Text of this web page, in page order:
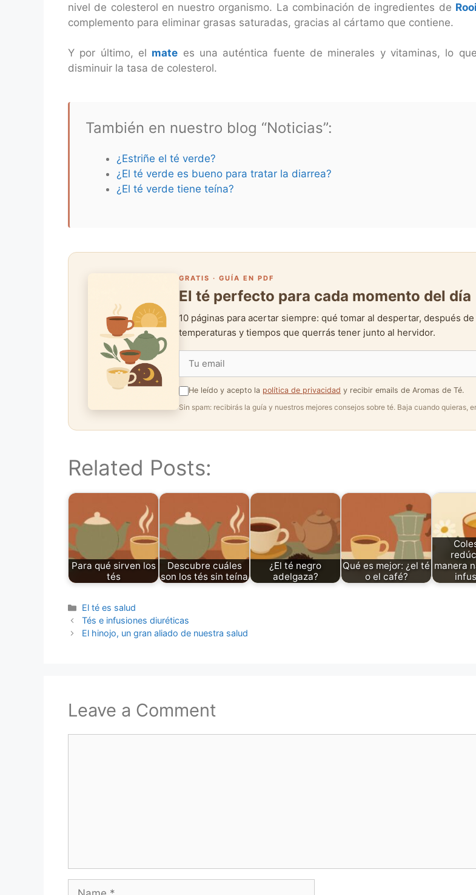
nivel de colesterol en nuestro organismo. La combinación de ingredientes de
complemento para eliminar grasas saturadas, gracias al cártamo que contiene.
Y por último, el mate es una auténtica fuente de minerales y vitaminas, lo
disminuir la tasa de colesterol.
También en nuestro blog “Noticias”:
¿Estriñe el té verde?
¿El té verde es bueno para tratar la diarrea?
¿El té verde tiene teína?
GRATIS · GUÍA EN PDF
El té perfecto para cada momento del día
10 páginas para acertar siempre: qué tomar al despertar, después
temperaturas y tiempos que querrás tener junto al hervidor.
He leído y acepto la política de privacidad y recibir emails de Aromas de Té.
Sin spam: recibirás la guía y nuestros mejores consejos sobre té. Baja cuando quieras,
Related Posts:
Para qué sirven los
tés
Descubre cuáles
son los tés sin teína
¿El té negro
adelgaza?
Qué es mejor: ¿el té
o el café?
manera
Categories
El té es salud
Tés e infusiones diuréticas
El hinojo, un gran aliado de nuestra salud
Leave a Comment
Name